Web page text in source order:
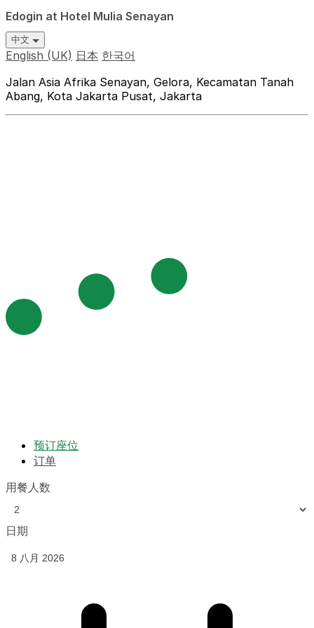
Edogin at Hotel Mulia Senayan
中文
English (UK) 日本 한국어
Jalan Asia Afrika Senayan, Gelora, Kecamatan Tanah
Abang, Kota Jakarta Pusat, Jakarta
预订座位
订单
用餐人数
日期